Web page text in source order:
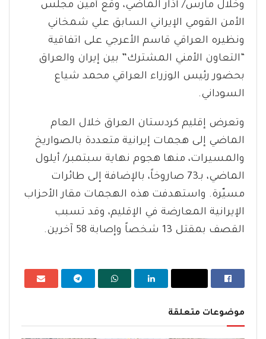
وخلال مارس/ آذار الماضي، وقع أمين مجلس
الأمن القومي الإيراني السابق علي شمخاني
ونظيره العراقي قاسم الأعرجي على اتفاقية
“التعاون الأمني المشترك” بين إيران والعراق
بحضور رئيس الوزراء العراقي محمد شياع
السوداني.
وتعرض إقليم كردستان العراق خلال العام
الماضي إلى هجمات إيرانية متعددة بالصواريخ
والمسيرات، منها هجوم نهاية سبتمبر/ أيلول
الماضي، بـ73 صاروخاً، بالإضافة إلى طائرات
مسيّرة. واستهدفت هذه الهجمات مقار الأحزاب
الإيرانية المعارضة في الإقليم، وقد تسبب
القصف بمقتل 13 شخصاً وإصابة 58 آخرين.
موضوعات متعلقة